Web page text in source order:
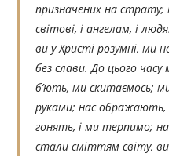
призначених на
світові, і ангелам, і
ви у Христі розумні, ми
без слави. До цього часу
б’ють, ми скитаємось;
руками; нас ображають,
гонять, і ми терпимо;
стали сміттям світу,